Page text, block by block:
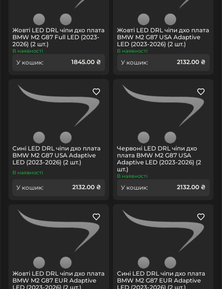
Жовті LED DRL чіпи дхо плата
BMW M2 G87 Full LED (2023-
2026) (2 шт.)
В наявності
У кошик: 1845.00 ₴
Жовті LED DRL чіпи дхо плата
BMW M2 G87 USA Adaptive
LED (2023-2026) (2 шт.)
В наявності
У кошик: 2132.00 ₴
Сині LED DRL чіпи дхо плата
BMW M2 G87 USA Adaptive
LED (2023-2026) (2 шт.)
В наявності
У кошик: 2132.00 ₴
Червоні LED DRL чіпи дхо
плата BMW M2 G87 USA
Adaptive LED (2023-2026) (2
шт.)
В наявності
У кошик: 2132.00 ₴
Жовті LED DRL чіпи дхо плата
BMW M2 G87 EUR Adaptive
LED (2023-2026) (2 шт.)
Сині LED DRL чіпи дхо плата
BMW M2 G87 EUR Adaptive
LED (2023-2026) (2 шт.)